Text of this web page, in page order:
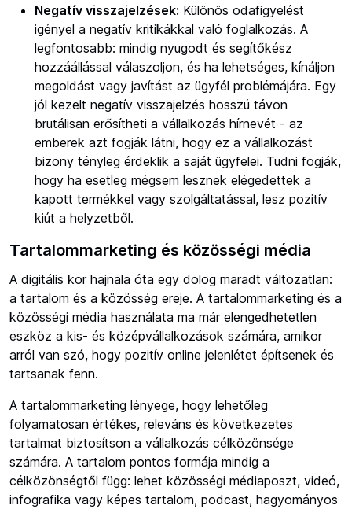
Negatív visszajelzések: Különös odafigyelést
igényel a negatív kritikákkal való foglalkozás. A
legfontosabb: mindig nyugodt és segítőkész
hozzáállással válaszoljon, és ha lehetséges, kínáljon
megoldást vagy javítást az ügyfél problémájára. Egy
jól kezelt negatív visszajelzés hosszú távon
brutálisan erősítheti a vállalkozás hírnevét - az
emberek azt fogják látni, hogy ez a vállalkozást
bizony tényleg érdeklik a saját ügyfelei. Tudni fogják,
hogy ha esetleg mégsem lesznek elégedettek a
kapott termékkel vagy szolgáltatással, lesz pozitív
kiút a helyzetből.
Tartalommarketing és közösségi média
A digitális kor hajnala óta egy dolog maradt változatlan:
a tartalom és a közösség ereje. A tartalommarketing és a
közösségi média használata ma már elengedhetetlen
eszköz a kis- és középvállalkozások számára, amikor
arról van szó, hogy pozitív online jelenlétet építsenek és
tartsanak fenn.
A tartalommarketing lényege, hogy lehetőleg
folyamatosan értékes, releváns és következetes
tartalmat biztosítson a vállalkozás célközönsége
számára. A tartalom pontos formája mindig a
célközönségtől függ: lehet közösségi médiaposzt, videó,
infografika vagy képes tartalom, podcast, hagyományos